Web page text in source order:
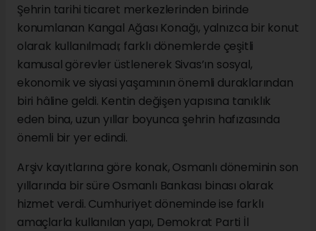
Şehrin tarihi ticaret merkezlerinden birinde
konumlanan Kangal Ağası Konağı, yalnızca bir konut
olarak kullanılmadı; farklı dönemlerde çeşitli
kamusal görevler üstlenerek Sivas’ın sosyal,
ekonomik ve siyasi yaşamının önemli duraklarından
biri hâline geldi. Kentin değişen yapısına tanıklık
eden bina, uzun yıllar boyunca şehrin hafızasında
önemli bir yer edindi.
Arşiv kayıtlarına göre konak, Osmanlı döneminin son
yıllarında bir süre Osmanlı Bankası binası olarak
hizmet verdi. Cumhuriyet döneminde ise farklı
amaçlarla kullanılan yapı, Demokrat Parti İl